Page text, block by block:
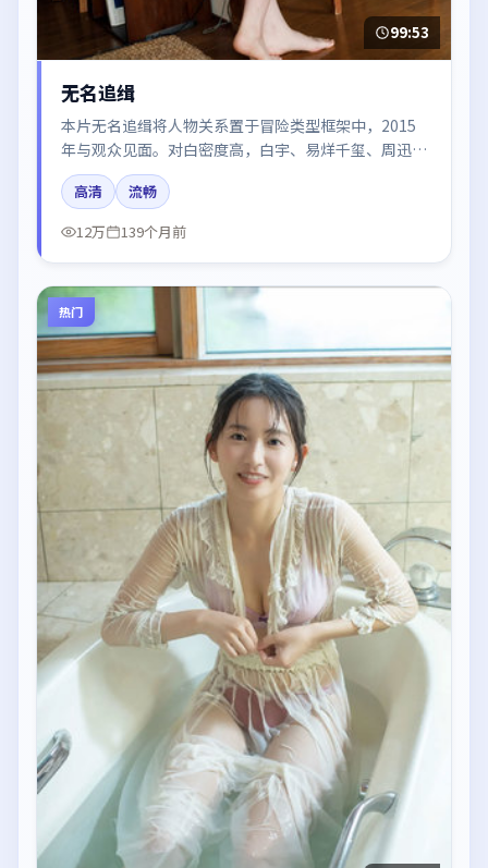
99:53
无名追缉
本片无名追缉将人物关系置于冒险类型框架中，2015
年与观众见面。对白密度高，白宇、易烊千玺、周迅、
倪妮、章子怡的台词节奏值得关注；整体气质偏日本都
市与冷色调摄影。
高清
流畅
12万
139个月前
热门